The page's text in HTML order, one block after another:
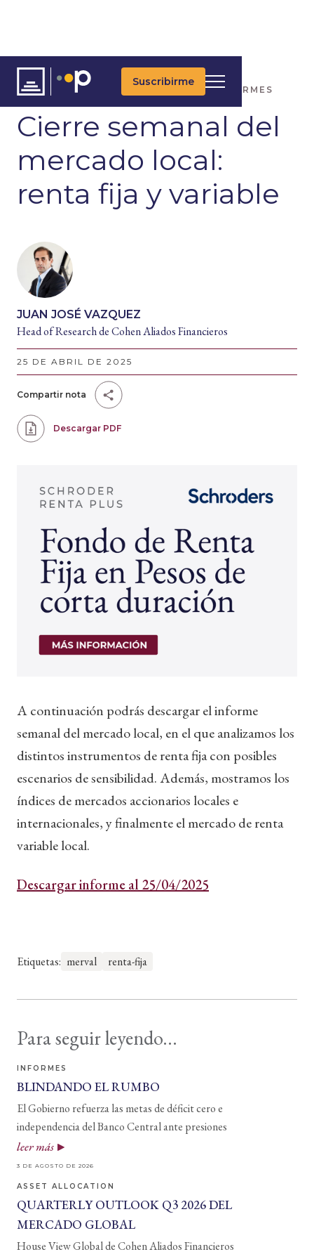
Suscribirme
ARTÍCULOS INFORMES
Cierre semanal del
mercado local:
renta fija y variable
JUAN JOSÉ VAZQUEZ
Head of Research de Cohen Aliados Financieros
25 DE ABRIL DE 2025
Compartir nota
Descargar PDF
A continuación podrás descargar el informe
semanal del mercado local, en el que analizamos los
distintos instrumentos de renta fija con posibles
escenarios de sensibilidad. Además, mostramos los
índices de mercados accionarios locales e
internacionales, y finalmente el mercado de renta
variable local.
Descargar informe al 25/04/2025
Etiquetas: merval renta-fija
Para seguir leyendo...
INFORMES
BLINDANDO EL RUMBO
El Gobierno refuerza las metas de déficit cero e
independencia del Banco Central ante presiones
leer más
3 DE AGOSTO DE 2026
ASSET ALLOCATION
QUARTERLY OUTLOOK Q3 2026 DEL
MERCADO GLOBAL
House View Global de Cohen Aliados Financieros